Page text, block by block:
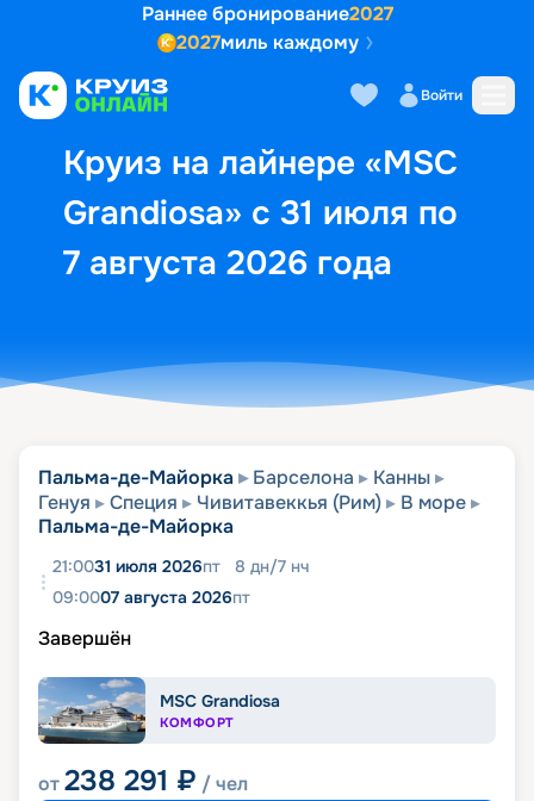
Раннее бронирование2027
2027миль каждому
Войти
Круиз на лайнере «MSC
Grandiosa» с 31 июля по
7 августа 2026 года
Выбор кают Маршрут и
Пальма-де-Майорка Барселона
Канны
Генуя
Специя Чивитавеккья (Рим)
В море
Пальма-де-Майорка
21:0031 июля 2026пт 8 дн/7 нч
09:0007 августа 2026пт
Завершён
MSC Grandiosa
КОМФОРТ
от238 291 ₽ / чел